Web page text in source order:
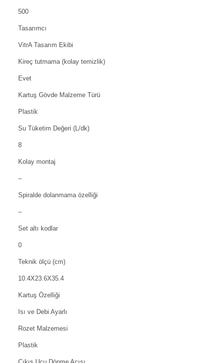
500
Tasarımcı
VitrA Tasarım Ekibi
Kireç tutmama (kolay temizlik)
Evet
Kartuş Gövde Malzeme Türü
Plastik
Su Tüketim Değeri (L/dk)
8
Kolay montaj
–
Spiralde dolanmama özelliği
–
Set altı kodlar
0
Teknik ölçü (cm)
10.4X23.6X35.4
Kartuş Özelliği
Isı ve Debi Ayarlı
Rozet Malzemesi
Plastik